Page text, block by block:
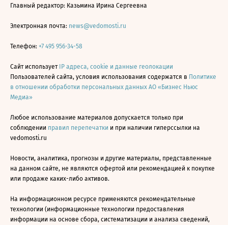
Главный редактор: Казьмина Ирина Сергеевна
Электронная почта: news@vedomosti.ru
Телефон: +7 495 956-34-58
Сайт использует IP адреса, cookie и данные геолокации
Пользователей сайта, условия использования содержатся в Политике
в отношении обработки персональных данных АО «Бизнес Ньюс
Медиа»
Любое использование материалов допускается только при
соблюдении правил перепечатки и при наличии гиперссылки на
vedomosti.ru
Новости, аналитика, прогнозы и другие материалы, представленные
на данном сайте, не являются офертой или рекомендацией к покупке
или продаже каких-либо активов.
На информационном ресурсе применяются рекомендательные
технологии (информационные технологии предоставления
информации на основе сбора, систематизации и анализа сведений,